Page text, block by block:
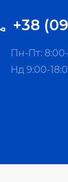
+38
Пн-Пт:
Нд 9:00-